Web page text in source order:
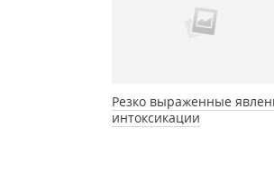
Резко выраженные
интоксикации